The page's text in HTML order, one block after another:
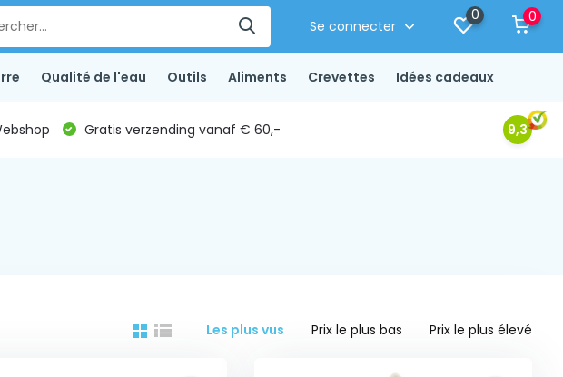
Se connecter
0 0
Qualité de l'eau Outils Aliments Crevettes Idées cadeaux
Gratis verzending vanaf € 60,- 9,3
Les plus vus Prix le plus bas Prix le plus élevé